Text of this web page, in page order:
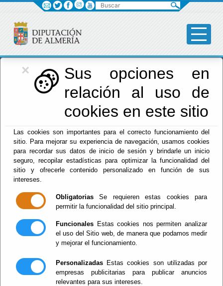
×
Sus opciones en
relación al uso de
cookies en este sitio
Las cookies son importantes para el correcto funcionamiento del
sitio. Para mejorar su experiencia de navegación, usamos cookies
para recordar sus datos de inicio de sesión y brindarle un inicio
seguro, recopilar estadísticas para optimizar la funcionalidad del
sitio y ofrecerle contenido personalizado en función de sus
intereses.
Obligatorias Se requieren estas cookies para
permitir la funcionalidad del sitio principal.
Funcionales Estas cookies nos permiten analizar
el uso del Sitio web, de manera que podamos medir
y mejorar el funcionamiento.
Personalizadas Estas cookies son utilizadas por
empresas publicitarias para publicar anuncios
relevantes para sus intereses.
Diputación
Menú Diputación
Habilitados
EL MOUSTAPHA MOHAMED SÁNCHEZ NASSIM
CALLE ÁLVARO DE BAZÁN Nº 2 C.P:18500 GUADIX
Red Provincial
Intranet Adheridos
Intranet Beneficiarios
Servicios EE.LL.
Buscar